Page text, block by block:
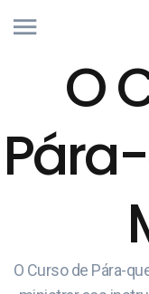
O
O Curso de Pára-